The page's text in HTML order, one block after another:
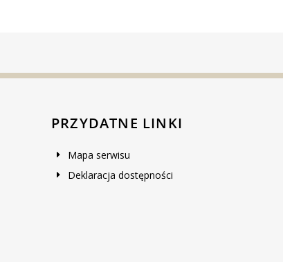
PRZYDATNE LINKI
Mapa serwisu
Deklaracja dostępności